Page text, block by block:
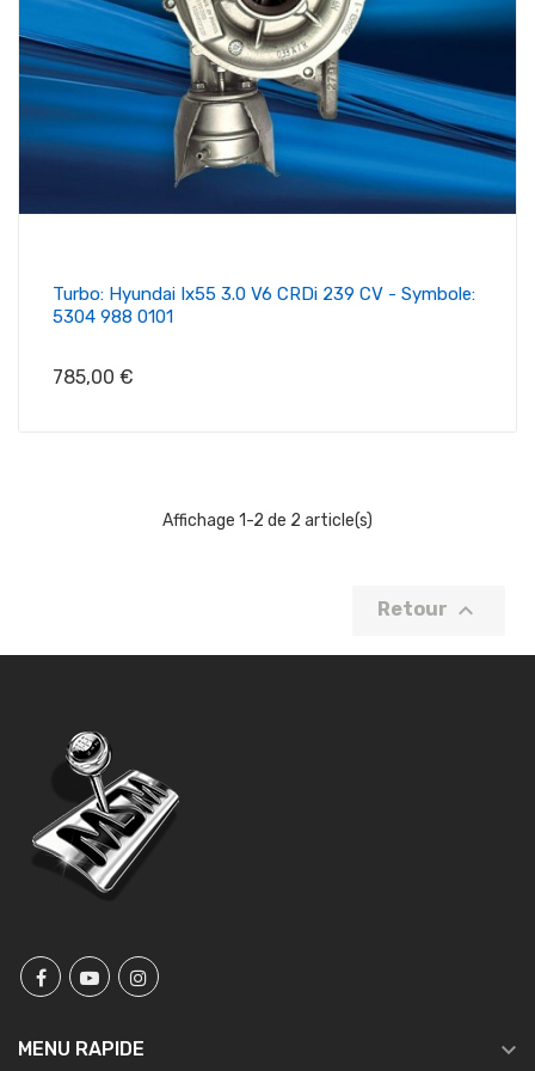
Turbo: Hyundai Ix55 3.0 V6 CRDi 239 CV - Symbole:
5304 988 0101
Prix
785,00 €
Affichage 1-2 de 2 article(s)
Retour 
MENU RAPIDE 